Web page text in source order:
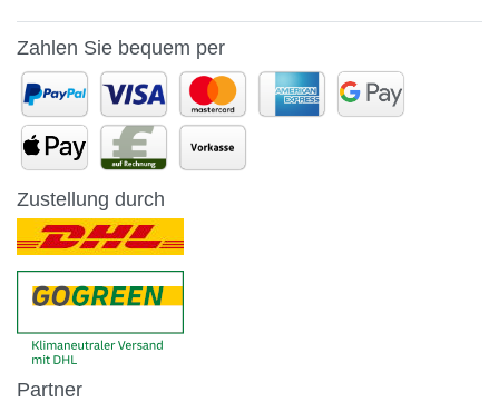
Zahlen Sie bequem per
Zustellung durch
Partner